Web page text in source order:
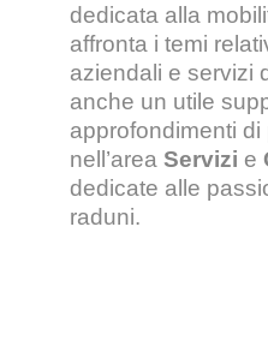
dedicata alla
affronta i temi
aziendali e servizi
anche un utile
approfondimenti di
nell’area Servizi e
dedicate alle
raduni.